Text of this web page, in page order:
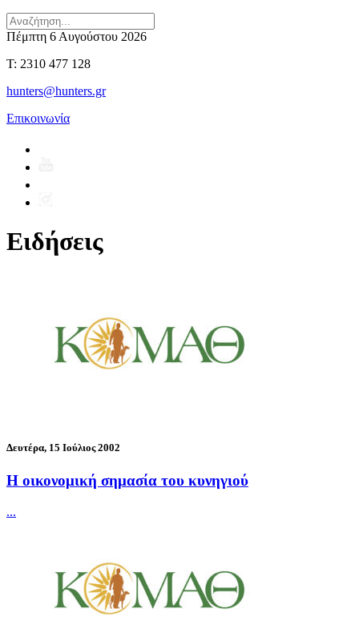
Πέμπτη 6 Αυγούστου 2026
T: 2310 477 128
hunters@hunters.gr
Επικοινωνία
Ειδήσεις
Δευτέρα, 15 Ιούλιος 2002
H οικονομική σημασία του κυνηγιού
...